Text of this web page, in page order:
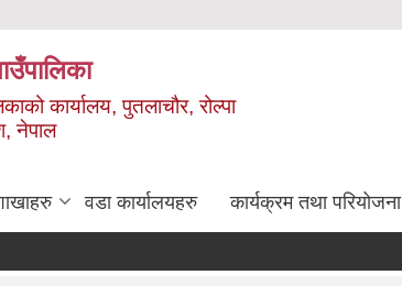
कार्यालय, पुतलाचौर, रोल्पा
नेपाल
वडा कार्यालयहरु कार्यक्रम तथा परियोजना